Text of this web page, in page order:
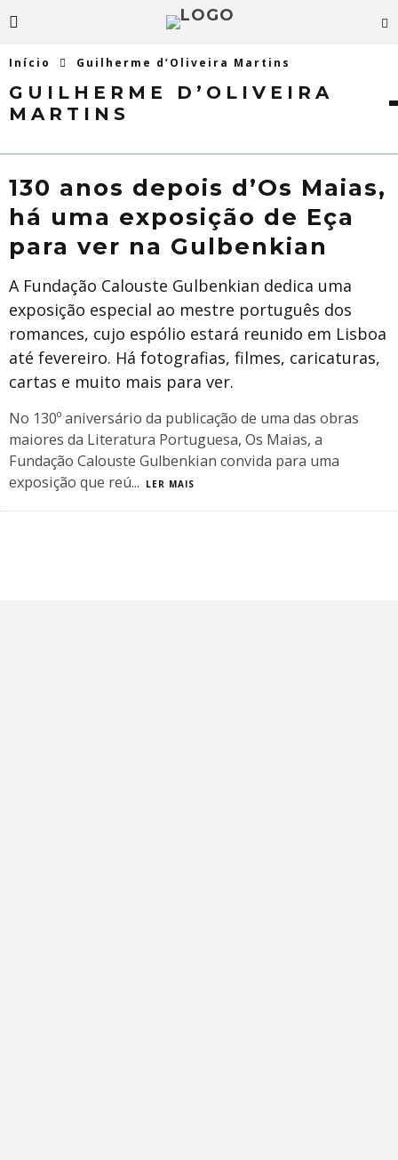
Início Guilherme d’Oliveira Martins
GUILHERME D’OLIVEIRA
MARTINS
130 anos depois d’Os Maias,
há uma exposição de Eça
para ver na Gulbenkian
A Fundação Calouste Gulbenkian dedica uma
exposição especial ao mestre português dos
romances, cujo espólio estará reunido em Lisboa
até fevereiro. Há fotografias, filmes, caricaturas,
cartas e muito mais para ver.
No 130º aniversário da publicação de uma das obras
maiores da Literatura Portuguesa, Os Maias, a
Fundação Calouste Gulbenkian convida para uma
exposição que reú... LER MAIS